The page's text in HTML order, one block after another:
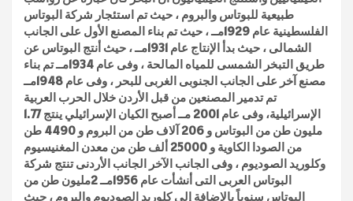
طبيعية للبوتاس والبروم ، حيث تم استئجار شركة البوتاس
الفلسطينية عام 1929مــ ، حيث تم بناء المصنع الأول على الجانب
الشمالى ، حيث بدأ الإنتاج عام 1931مــ ، حيث أنتج البوتاس عن
طريق التبخر الشمسى للمياه المالحة ، وفى عام 1934مــ تم بناء
مصنع آخر على الجانب الجنوبى الغربى للبحر ، وفى عام 1948مــ
تم تدمير المصنعين من قبل الأردن خلال الحرب العربية
الإسرائيلية، وفى عام 2001 مــ أصبح الكيان الإسرائيلي ينتج 1.77
مليون طن من البوتاس و 206 آلاف طن من البروم و 4490 طن
من الصودا الكاوية و 25000 ألف طن من معدن المغنيسيوم
وكلوريد الصوديوم ، وفى الجانب الآخر الجانب الأردنى تنتج شركة
البوتاس العربى التى أنشأت عام 1956مــ 2مليون طن من
البوتاس سنوياً بالإضافة إلى كلوريد الصوديوم والبروم ، حيث